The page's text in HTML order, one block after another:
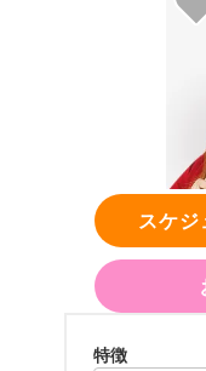
スケ
特徴